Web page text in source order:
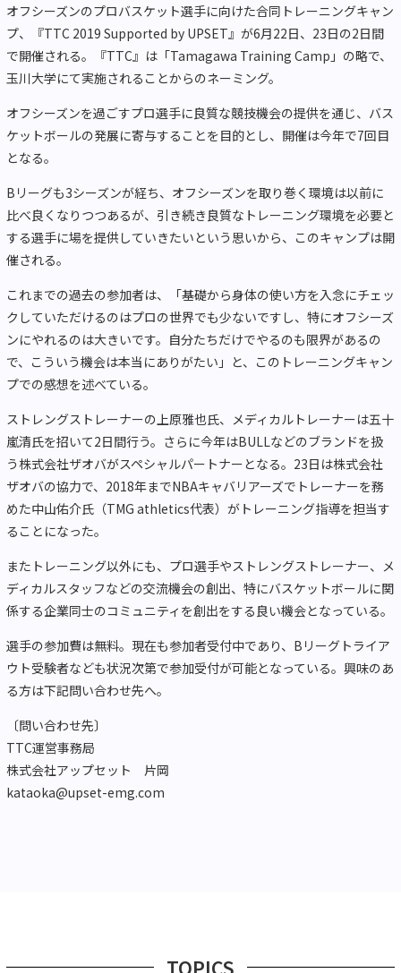
オフシーズンのプロバスケット選手に向けた合同トレーニングキャン
プ、『TTC 2019 Supported by UPSET』が6月22日、23日の2日間
で開催される。『TTC』は「Tamagawa Training Camp」の略で、
玉川大学にて実施されることからのネーミング。
オフシーズンを過ごすプロ選手に良質な競技機会の提供を通じ、バス
ケットボールの発展に寄与することを目的とし、開催は今年で7回目
となる。
Bリーグも3シーズンが経ち、オフシーズンを取り巻く環境は以前に
比べ良くなりつつあるが、引き続き良質なトレーニング環境を必要と
する選手に場を提供していきたいという思いから、このキャンプは開
催される。
これまでの過去の参加者は、「基礎から身体の使い方を入念にチェッ
クしていただけるのはプロの世界でも少ないですし、特にオフシーズ
ンにやれるのは大きいです。自分たちだけでやるのも限界があるの
で、こういう機会は本当にありがたい」と、このトレーニングキャン
プでの感想を述べている。
ストレングストレーナーの上原雅也氏、メディカルトレーナーは五十
嵐清氏を招いて2日間行う。さらに今年はBULLなどのブランドを扱
う株式会社ザオバがスペシャルパートナーとなる。23日は株式会社
ザオバの協力で、2018年までNBAキャバリアーズでトレーナーを務
めた中山佑介氏（TMG athletics代表）がトレーニング指導を担当す
ることになった。
またトレーニング以外にも、プロ選手やストレングストレーナー、メ
ディカルスタッフなどの交流機会の創出、特にバスケットボールに関
係する企業同士のコミュニティを創出をする良い機会となっている。
選手の参加費は無料。現在も参加者受付中であり、Bリーグトライア
ウト受験者なども状況次第で参加受付が可能となっている。興味のあ
る方は下記問い合わせ先へ。
〔問い合わせ先〕
TTC運営事務局
株式会社アップセット 片岡
kataoka@upset-emg.com
TOPICS